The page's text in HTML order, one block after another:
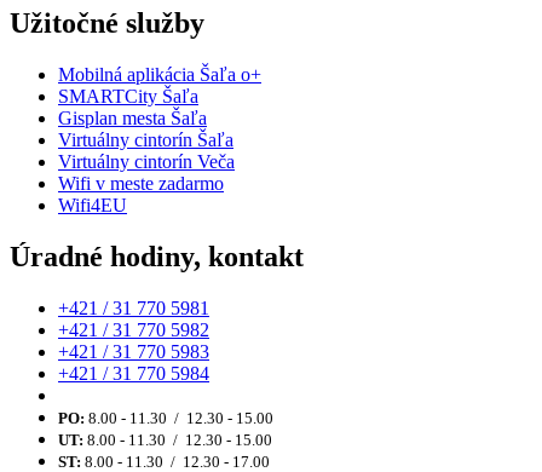
Užitočné služby
Mobilná aplikácia Šaľa o+
SMARTCity Šaľa
Gisplan mesta Šaľa
Virtuálny cintorín Šaľa
Virtuálny cintorín Veča
Wifi v meste zadarmo
Wifi4EU
Úradné hodiny, kontakt
+421 / 31 770 5981
+421 / 31 770 5982
+421 / 31 770 5983
+421 / 31 770 5984
PO: 8.00 - 11.30 / 12.30 - 15.00
UT: 8.00 - 11.30 / 12.30 - 15.00
ST: 8.00 - 11.30 / 12.30 - 17.00